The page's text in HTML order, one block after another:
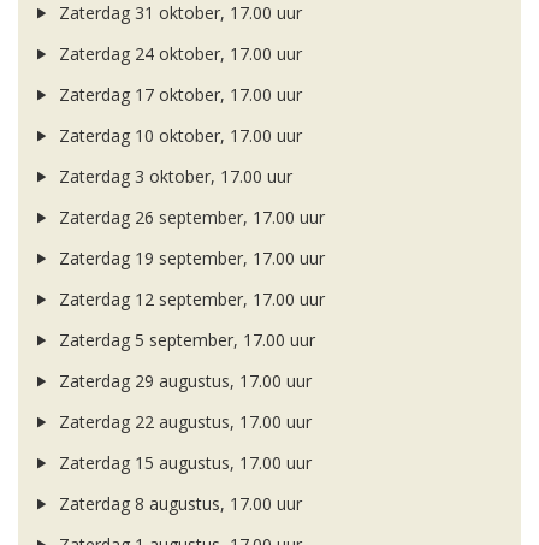
Zaterdag 31 oktober, 17.00 uur
Zaterdag 24 oktober, 17.00 uur
Zaterdag 17 oktober, 17.00 uur
Zaterdag 10 oktober, 17.00 uur
Zaterdag 3 oktober, 17.00 uur
Zaterdag 26 september, 17.00 uur
Zaterdag 19 september, 17.00 uur
Zaterdag 12 september, 17.00 uur
Zaterdag 5 september, 17.00 uur
Zaterdag 29 augustus, 17.00 uur
Zaterdag 22 augustus, 17.00 uur
Zaterdag 15 augustus, 17.00 uur
Zaterdag 8 augustus, 17.00 uur